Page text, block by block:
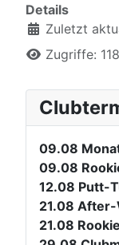
Details
Zuletzt
Zugriffe:
09.08
09.08
12.08 Putt-
21.08 After-
21.08